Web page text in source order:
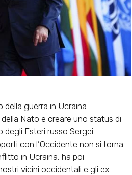
guerra in Ucraina
della Nato e creare uno status di
degli Esteri russo Sergei
con l’Occidente non si torna
in Ucraina, ha poi
vicini occidentali e gli ex